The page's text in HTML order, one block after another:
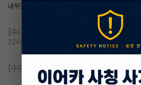
내부결재
[수다방] 저신용 무심사 or 신차 렌트 찾으
22시간 전
[수다방] K8 하이브리드 (풀옵션)